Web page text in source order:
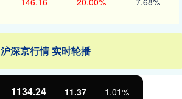
沪深京行情 实时轮播
1134.24 11.37 1.01%